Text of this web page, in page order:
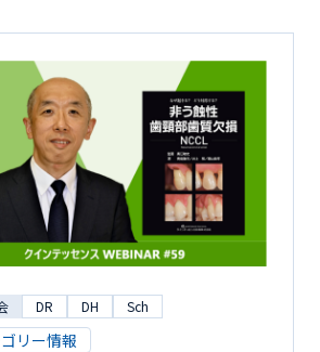
DR DH Sch
リー情報